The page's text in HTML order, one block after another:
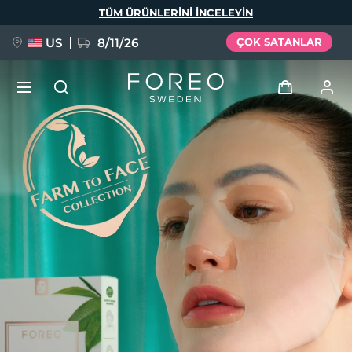
TÜM ÜRÜNLERINI INCELEYIN
US 8/11/26 ÇOK SATANLAR
Giriş
Kullanici profi̇li̇
Cihazlarım
Siparişlerim
Aboneliklerim
YENİ
FAQ™ Pure Beauty-Tech Elixir
BREAKING NEWS
issa™ Teeth Whitening Set
Dil Seçimi
English Deutsch
Español
Italiano
Português
Svenska
Русский
Türkçe
简体中文 繁體中文